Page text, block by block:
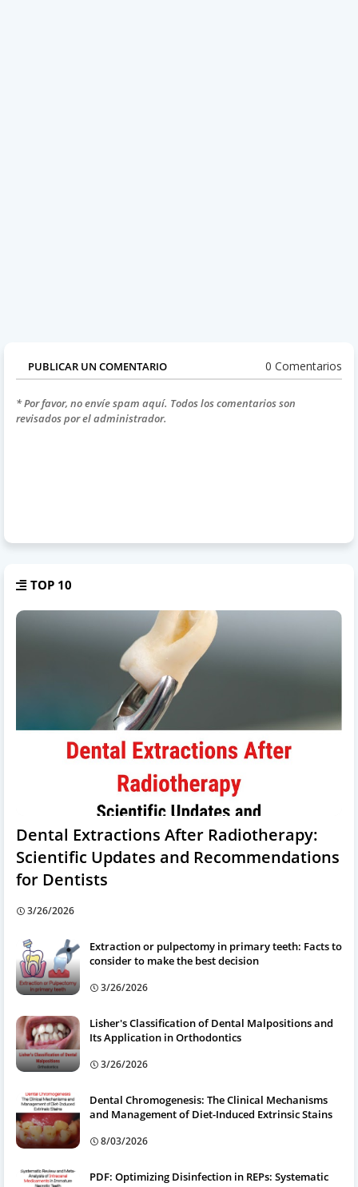
PUBLICAR UN COMENTARIO 0 Comentarios
* Por favor, no envíe spam aquí. Todos los comentarios son
revisados por el administrador.
TOP 10
Dental Extractions After Radiotherapy:
Scientific Updates and Recommendations
for Dentists
3/26/2026
Extraction or pulpectomy in primary teeth: Facts to
consider to make the best decision
3/26/2026
Lisher's Classification of Dental Malpositions and
Its Application in Orthodontics
3/26/2026
Dental Chromogenesis: The Clinical Mechanisms
and Management of Diet-Induced Extrinsic Stains
8/03/2026
PDF: Optimizing Disinfection in REPs: Systematic